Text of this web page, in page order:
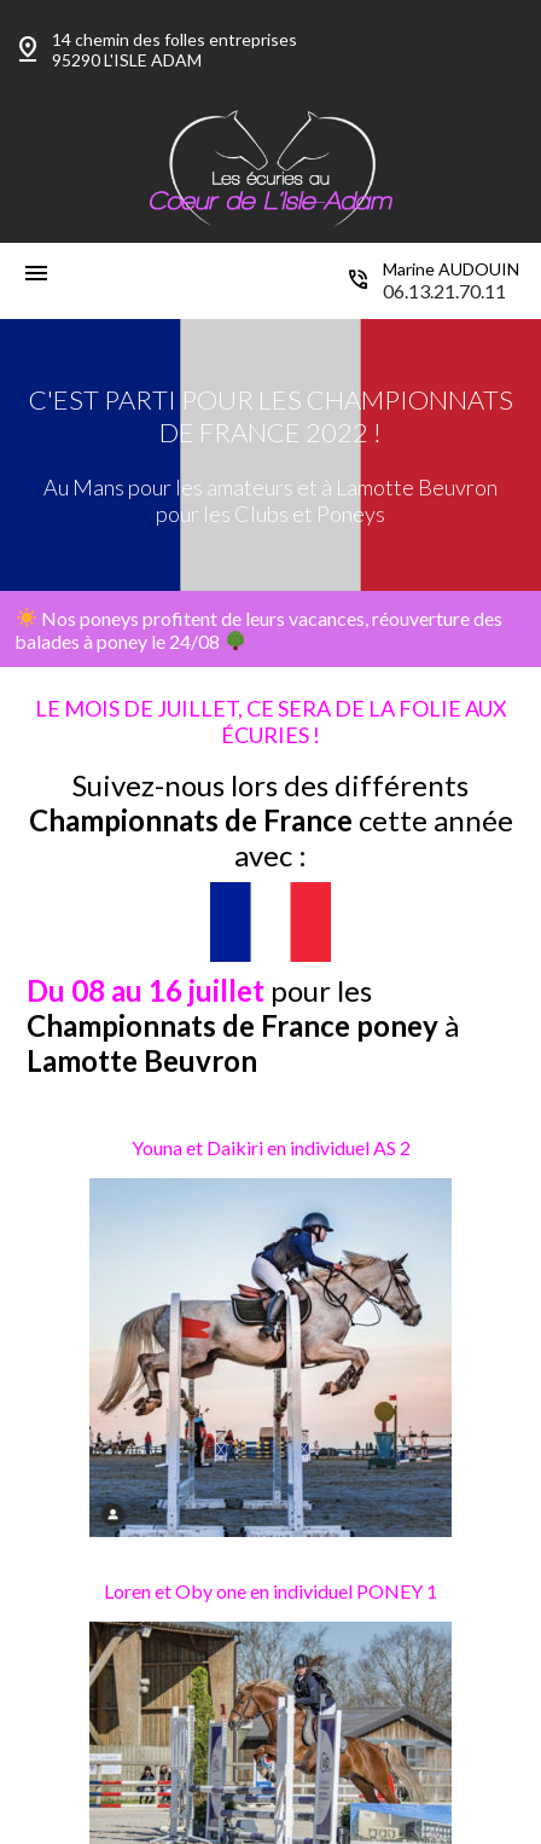
pin_drop
14 chemin des folles entreprises
95290 L'ISLE ADAM
menu Marine AUDOUIN
06.13.21.70.11
phone_in_talk
C'EST PARTI POUR LES CHAMPIONNATS
DE FRANCE 2022 !
Au Mans pour les amateurs et à Lamotte Beuvron
pour les Clubs et Poneys
Nos poneys profitent de leurs vacances, réouverture des
balades à poney le 24/08
LE MOIS DE JUILLET, CE SERA DE LA FOLIE AUX
ÉCURIES !
Suivez-nous lors des différents
Championnats de France cette année
avec :
Du 08 au 16 juillet pour les
Championnats de France poney à
Lamotte Beuvron
Youna et Daikiri en individuel AS 2
Loren et Oby one en individuel PONEY 1